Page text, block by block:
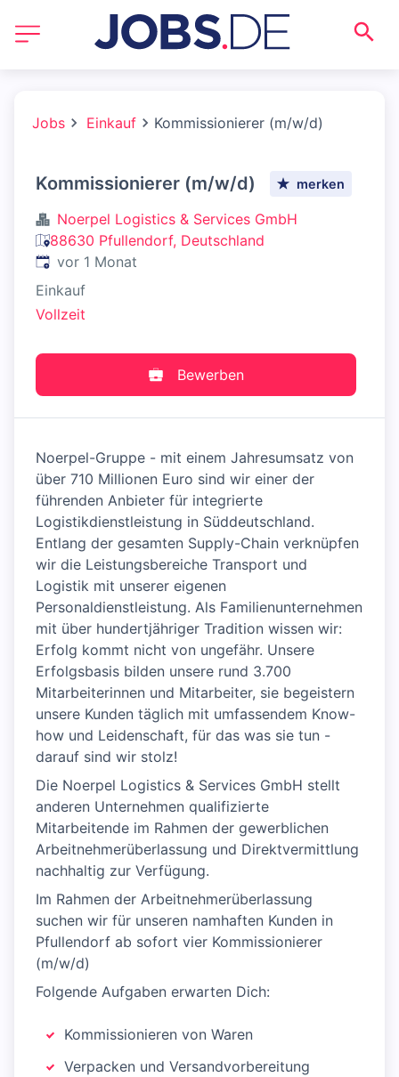
Jobs Einkauf Kommissionierer (m/w/d)
Kommissionierer (m/w/d) merken
Noerpel Logistics & Services GmbH
88630 Pfullendorf, Deutschland
Veröffentlicht:
vor 1 Monat
Einkauf
Vollzeit
Bewerben
Noerpel-Gruppe - mit einem Jahresumsatz von
über 710 Millionen Euro sind wir einer der
führenden Anbieter für integrierte
Logistikdienstleistung in Süddeutschland.
Entlang der gesamten Supply-Chain verknüpfen
wir die Leistungsbereiche Transport und
Logistik mit unserer eigenen
Personaldienstleistung. Als Familienunternehmen
mit über hundertjähriger Tradition wissen wir:
Erfolg kommt nicht von ungefähr. Unsere
Erfolgsbasis bilden unsere rund 3.700
Mitarbeiterinnen und Mitarbeiter, sie begeistern
unsere Kunden täglich mit umfassendem Know-
how und Leidenschaft, für das was sie tun -
darauf sind wir stolz!
Die Noerpel Logistics & Services GmbH stellt
anderen Unternehmen qualifizierte
Mitarbeitende im Rahmen der gewerblichen
Arbeitnehmerüberlassung und Direktvermittlung
nachhaltig zur Verfügung.
Im Rahmen der Arbeitnehmerüberlassung
suchen wir für unseren namhaften Kunden in
Pfullendorf ab sofort vier Kommissionierer
(m/w/d)
Folgende Aufgaben erwarten Dich:
Kommissionieren von Waren
Verpacken und Versandvorbereitung